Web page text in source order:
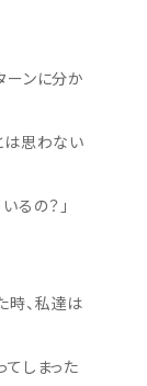
ーンに分か
は思わない
るの？」
時、私達は
しまった